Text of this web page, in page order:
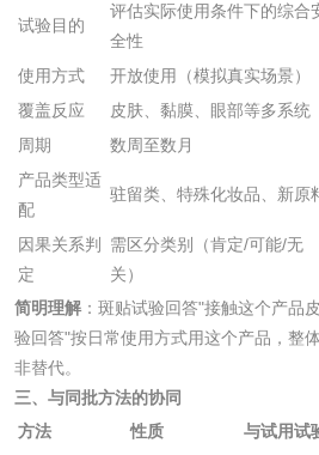
试验目的
评估实际使用条件下的综合
全性
使用方式
开放使用（模拟真实场景）
覆盖反应
皮肤、黏膜、眼部等多系统
周期
数周至数月
产品类型适
配
驻留类、特殊化妆品、新原
因果关系判
定
需区分类别（肯定/可能/无
关）
简明理解 ：斑贴试验回答"接触这个产品
验回答"按日常使用方式用这个产品，
非替代。
三、与同批方法的协同
方法
性质
与试用试
脱硫脱硝活性炭检
木质净水用活性炭
检测
农药肥料